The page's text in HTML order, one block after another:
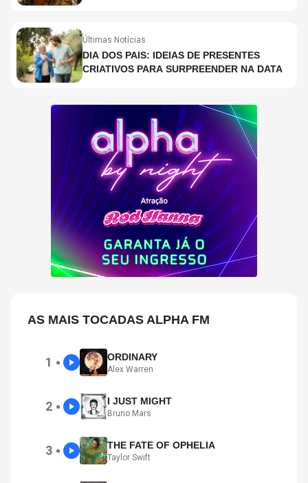
Últimas Notícias
DIA DOS PAIS: IDEIAS DE PRESENTES
CRIATIVOS PARA SURPREENDER NA DATA
AS MAIS TOCADAS ALPHA FM
1 ● ORDINARY
Alex Warren
2 ● I JUST MIGHT
Bruno Mars
3 ● THE FATE OF OPHELIA
Taylor Swift